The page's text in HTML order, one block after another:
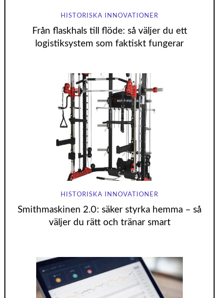
HISTORISKA INNOVATIONER
Från flaskhals till flöde: så väljer du ett
logistiksystem som faktiskt fungerar
HISTORISKA INNOVATIONER
Smithmaskinen 2.0: säker styrka hemma – så
väljer du rätt och tränar smart